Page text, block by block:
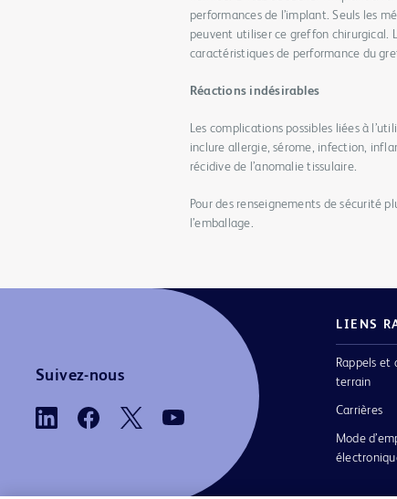
performances de l’implant. Seuls les
peuvent utiliser ce greffon chirurgical.
caractéristiques de performance du
Réactions indésirables
Les complications possibles liées à
inclure allergie, sérome, infection,
récidive de l’anomalie tissulaire.
Pour des renseignements de sécurité
l’emballage.
Suivez-nous
LIENS
Rappels et
terrain
Carrières
Mode